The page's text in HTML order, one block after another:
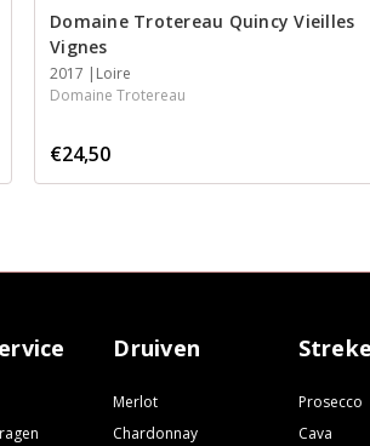
Domaine Trotereau Quincy Vieilles
Vignes
2017
Loire
Domaine Trotereau
€24,50
Druiven
Merlot
Chardonnay
Prosecco
Cava